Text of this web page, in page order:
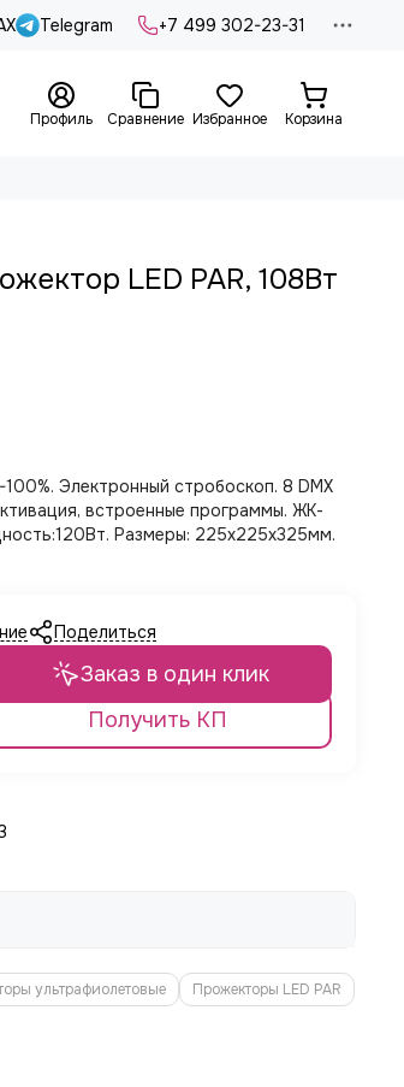
Telegram +7 499 302-23-31
Профиль Сравнение Избранное Корзина
LED PAR, 108Вт
Электронный стробоскоп. 8 DMX
встроенные программы. ЖК-
Размеры: 225x225x325мм.
Поделиться
Заказ в один клик
Получить КП
ультрафиолетовые Прожекторы LED PAR